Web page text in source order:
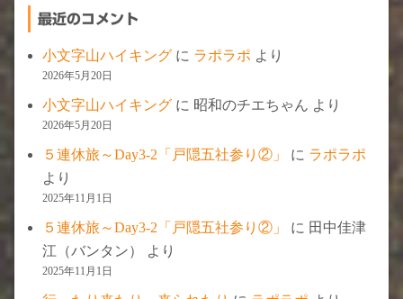
最近のコメント
小文字山ハイキング に ラポラポ より
2026年5月20日
小文字山ハイキング に 昭和のチエちゃん より
2026年5月20日
５連休旅～Day3-2「戸隠五社参り②」 に ラポラポ
より
2025年11月1日
５連休旅～Day3-2「戸隠五社参り②」 に 田中佳津
江（バンタン）
より
2025年11月1日